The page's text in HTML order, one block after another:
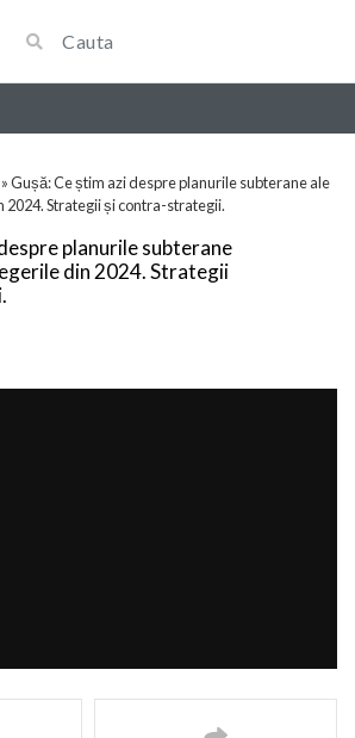
»Gușă: Ce știm azi despre planurile subterane ale
Strategii și contra-strategii.
planurile subterane
din 2024. Strategii